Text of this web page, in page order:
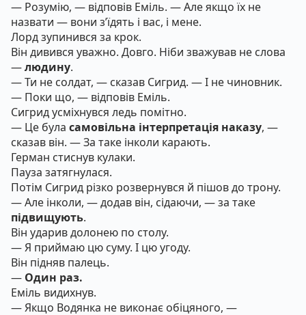
— Розумію, — відповів Еміль. — Але якщо їх не
назвати — вони з’їдять і вас, і мене.
Лорд зупинився за крок.
Він дивився уважно. Довго. Ніби зважував не слова
—людину.
— Ти не солдат, — сказав Сигрид. — І не чиновник.
— Поки що, — відповів Еміль.
Сигрид усміхнувся ледь помітно.
— Це була самовільна інтерпретація наказу, —
сказав він. — За таке інколи карають.
Герман стиснув кулаки.
Пауза затягнулася.
Потім Сигрид різко розвернувся й пішов до трону.
— Але інколи, — додав він, сідаючи, — за таке
підвищують.
Він ударив долонею по столу.
— Я приймаю цю суму. І цю угоду.
Він підняв палець.
— Один раз.
Еміль видихнув.
— Якщо Водянка не виконає обіцяного, —